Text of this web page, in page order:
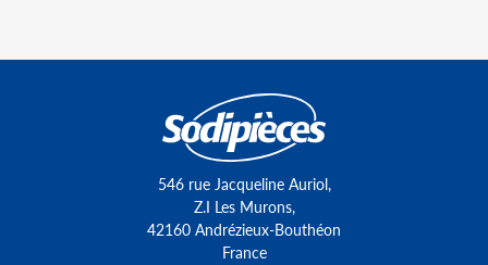
546 rue Jacqueline Auriol,
Z.I Les Murons,
42160 Andrézieux-Bouthéon
France